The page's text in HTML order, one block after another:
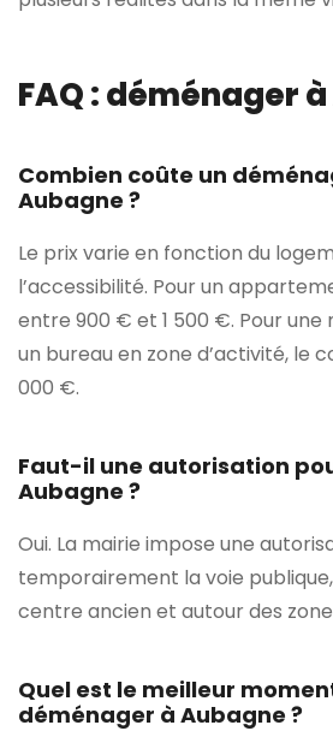
FAQ : déménager
Combien coûte un
Aubagne ?
Le prix varie en fonction du
l’accessibilité. Pour un
entre 900 € et 1 500 €. Pour une
un bureau en zone d’activité, le
000 €.
Faut-il une autorisation
Aubagne ?
Oui. La mairie impose une
temporairement la voie
centre ancien et autour des
Quel est le meilleur
déménager à Aubagne ?